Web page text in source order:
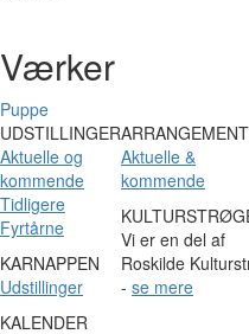
Værker
Puppe
UDSTILLINGER
Aktuelle og
kommende
Tidligere
Fyrtårne
KARNAPPEN
Udstillinger
KALENDER
Aktuelle &
kommende
Vi er en del af
Roskilde
- se mere